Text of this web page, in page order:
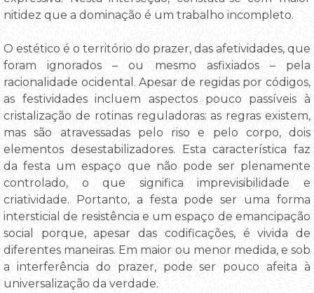
nitidez que a dominação é um trabalho incompleto.
O estético é o território do prazer, das afetividades, que
foram ignorados – ou mesmo asfixiados – pela
racionalidade ocidental. Apesar de regidas por códigos,
as festividades incluem aspectos pouco passíveis à
cristalização de rotinas reguladoras: as regras existem,
mas são atravessadas pelo riso e pelo corpo, dois
elementos desestabilizadores. Esta característica faz
da festa um espaço que não pode ser plenamente
controlado, o que significa imprevisibilidade e
criatividade. Portanto, a festa pode ser uma forma
intersticial de resistência e um espaço de emancipação
social porque, apesar das codificações, é vivida de
diferentes maneiras. Em maior ou menor medida, e sob
a interferência do prazer, pode ser pouco afeita à
universalização da verdade.